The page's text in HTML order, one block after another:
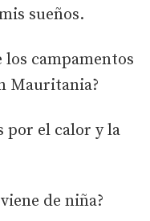
sueños.
los campamentos
Mauritania?
por el calor y la
de niña?